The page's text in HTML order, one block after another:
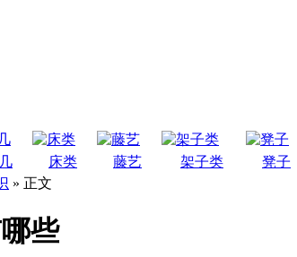
床类 藤艺 架子类 凳子
» 正文
些